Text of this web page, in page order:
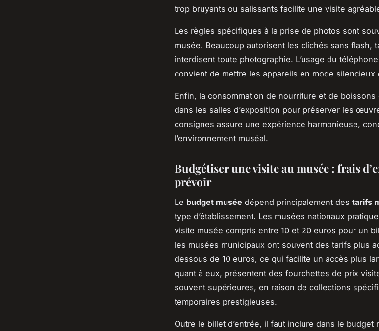
trop bruyants ou salissants facilite une visite
Les règles spécifiques à la prise de photos sont
musée. Beaucoup autorisent les clichés sans flash,
interdisent toute photographie. L’usage du
convient de mettre les appareils en mode silencieux
Enfin, la consommation de nourriture et de
dans les salles d’exposition pour préserver les
consignes assure une expérience harmonieuse,
l’environnement muséal.
Budgétiser une visite au musée : frais
prévoir
Le budget musée dépend principalement des tarifs
type d’établissement. Les musées nationaux
visite musée compris entre 10 et 20 euros pour un
les musées municipaux ont souvent des tarifs plus
dessous de 10 euros, ce qui facilite un accès plus
quant à eux, présentent des fourchettes de prix
souvent supérieures, en raison de collections
temporaires prestigieuses.
Outre le billet d’entrée, il faut inclure dans le budget